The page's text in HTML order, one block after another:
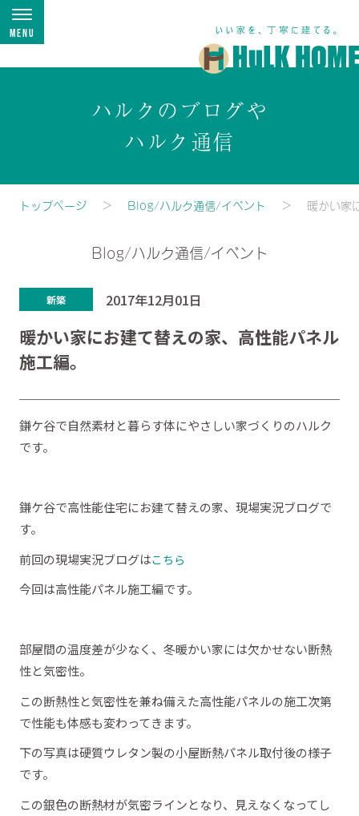
Menu
ハルクのブログや
ハルク通信
トップページ Blog/ハルク通信/イベント 暖かい家
Blog/ハルク通信/イベント
新築 2017年12月01日
暖かい家にお建て替えの家、高性能パネル
施工編。
鎌ケ谷で自然素材と暮らす体にやさしい家づくりのハルク
です。
鎌ケ谷で高性能住宅にお建て替えの家、現場実況ブログで
す。
前回の現場実況ブログはこちら
今回は高性能パネル施工編です。
部屋間の温度差が少なく、冬暖かい家には欠かせない断熱
性と気密性。
この断熱性と気密性を兼ね備えた高性能パネルの施工次第
で性能も体感も変わってきます。
下の写真は硬質ウレタン製の小屋断熱パネル取付後の様子
です。
この銀色の断熱材が気密ラインとなり、見えなくなってし